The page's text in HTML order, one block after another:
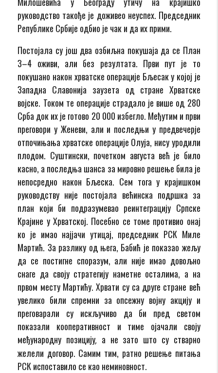
руководство такође је доживео неуспех. Председник
Републике Србије одбио је чак и да их прими.
Постојала су још два озбиљна покушаја да се План
З–4 оживи, али без резултата. Први пут је то
покушано након хрватске операције Бљесак у којој је
Западна Славонија заузета од стране Хрватске
војске. Током те операције страдало је више од 280
Срба док их је готово 20 000 избегло. Међутим и први
преговори у Женеви, али и последњи у предвечерје
отпочињања хрватске операције Олуја, нису уродили
плодом. Суштински, почетком августа већ је било
касно, а последња шанса за мировно решење била је
непосредно након Бљеска. Сем тога у крајишком
руководству није постојала већинска подршка за
план који би подразумевао реинтеграцију Српске
Крајине у Хрватској. Посебно се томе противио онај
ко је имао најјачи утицај, председник РСК Миле
Мартић. За разлику од њега, Бабић је показао жељу
да се постигне споразум, али није имао довољно
снаге да своју стратегију наметне осталима, а на
првом месту Мартићу. Хрвати су са друге стране већ
увелико били спремни за опсежну војну акцију и
преговарали су искључиво да би пред светом
показали кооперативност и тиме ојачали своју
међународну позицију, а не зато што су стварно
желели договор. Самим тим, ратно решење питања
РСК испоставило се као неминовност.